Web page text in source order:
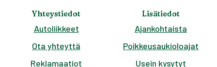
Yhteystiedot
Autoliikkeet
Ota yhteyttä
Reklamaatiot
Lisätiedot
Ajankohtaista
Poikkeusaukioloajat
Usein kysytyt